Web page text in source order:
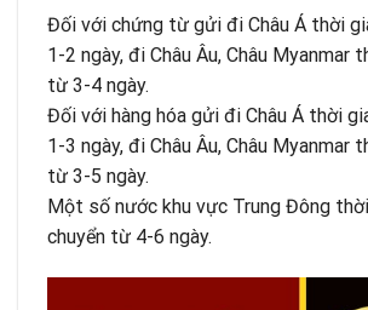
Đối với chứng từ gửi đi Châu Á thời
1-2 ngày, đi Châu Âu, Châu Myanmar
từ 3-4 ngày.
Đối với hàng hóa gửi đi Châu Á thời
1-3 ngày, đi Châu Âu, Châu Myanmar
từ 3-5 ngày.
Một số nước khu vực Trung Đông
chuyển từ 4-6 ngày.